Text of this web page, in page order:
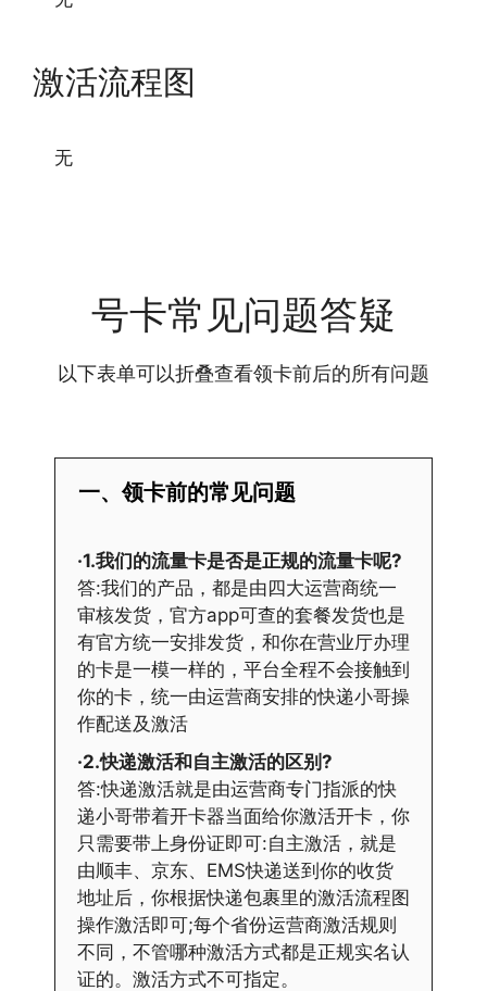
激活流程图
无
号卡常见问题答疑
以下表单可以折叠查看领卡前后的所有问题
一、领卡前的常见问题
·1.我们的流量卡是否是正规的流量卡呢?
答:我们的产品，都是由四大运营商统一
审核发货，官方app可查的套餐发货也是
有官方统一安排发货，和你在营业厅办理
的卡是一模一样的，平台全程不会接触到
你的卡，统一由运营商安排的快递小哥操
作配送及激活
·2.快递激活和自主激活的区别?
答:快递激活就是由运营商专门指派的快
递小哥带着开卡器当面给你激活开卡，你
只需要带上身份证即可:自主激活，就是
由顺丰、京东、EMS快递送到你的收货
地址后，你根据快递包裹里的激活流程图
操作激活即可;每个省份运营商激活规则
不同，不管哪种激活方式都是正规实名认
证的。激活方式不可指定。